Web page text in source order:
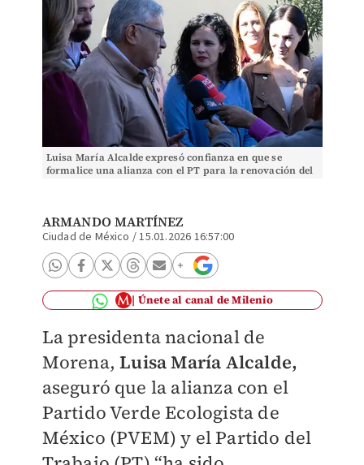
Luisa María Alcalde expresó confianza en que se
formalice una alianza con el PT para la renovación del
ARMANDO MARTÍNEZ
Ciudad de México /15.01.2026 16:57:00
Únete al canal de Milenio
La presidenta nacional de
Morena,Luisa María Alcalde,
aseguró que la alianza con el
Partido Verde Ecologista de
México (PVEM) y el Partido del